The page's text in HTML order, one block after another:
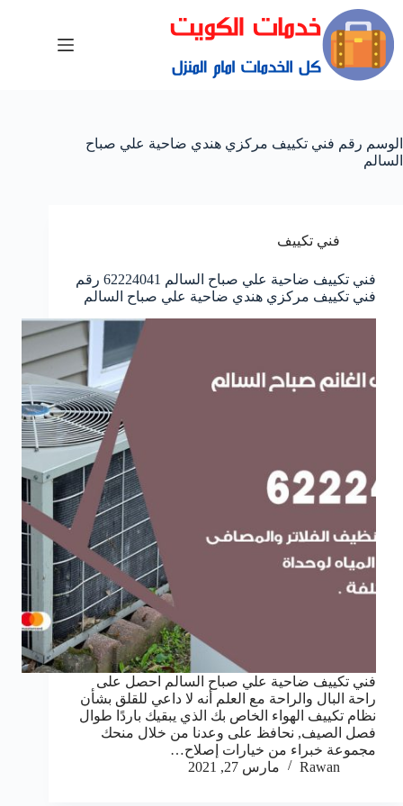
الوسم رقم فني تكييف مركزي هندي ضاحية علي صباح
السالم
فني تكييف
فني تكييف ضاحية علي صباح السالم 62224041 رقم
فني تكييف مركزي هندي ضاحية علي صباح السالم
فني تكييف ضاحية علي صباح السالم احصل على
راحة البال والراحة مع العلم أنه لا داعي للقلق بشأن
نظام تكييف الهواء الخاص بك الذي يبقيك باردًا طوال
فصل الصيف, نحافظ على وعدنا من خلال منحك
مجموعة خبراء من خيارات إصلاح…
Rawan
مارس 27, 2021